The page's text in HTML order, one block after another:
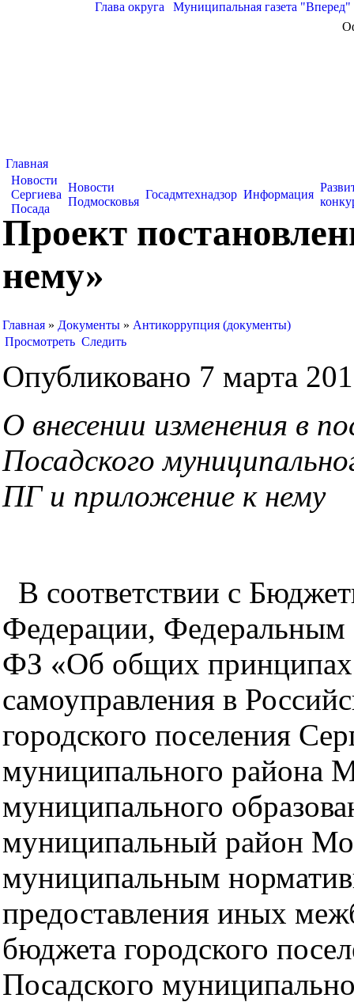
Глава округа Муниципальная газета "Вперед"
Главная
Новости
Сергиева
Посада
Новости
Подмосковья
Госадмтехнадзор Информация
Проект
нему»
Главная » Документы » Антикоррупция (документы)
Просмотреть Следить
Опубликовано 7 марта
О внесении изменения в
Посадского
ПГ и приложение к нему
В соответствии с
Федерации,
ФЗ «Об общих принципах
самоуправления в
городского поселения
муниципального района
муниципального
муниципальный район
муниципальным
предоставления иных
бюджета городского
Посадского